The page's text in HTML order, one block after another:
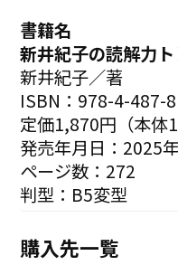
書籍名
新井紀子の読解力
新井紀子／著
ISBN：978-4-487-
定価1,870円（本体
発売年月日：2025
ページ数：272
判型：B5変型
購入先一覧